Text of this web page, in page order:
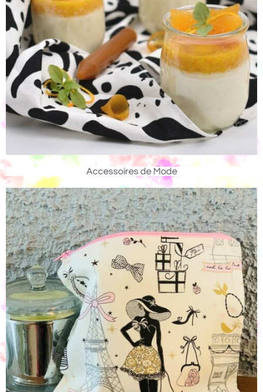
Accessoires de Mode